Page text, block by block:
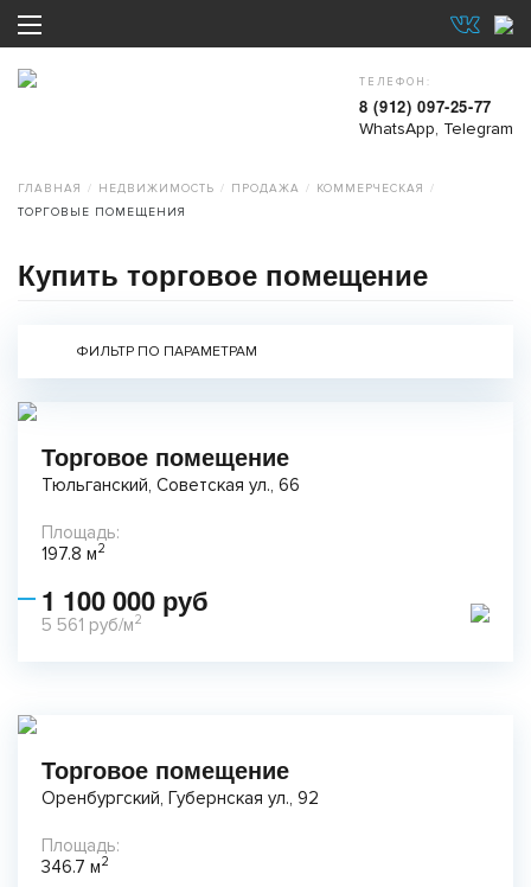
ТЕЛЕФОН:
8 (912) 097-25-77
WhatsApp, Telegram
ГЛАВНАЯ НЕДВИЖИМОСТЬ ПРОДАЖА
КОММЕРЧЕСКАЯ
ТОРГОВЫЕ ПОМЕЩЕНИЯ
Купить торговое помещение
ФИЛЬТР ПО ПАРАМЕТРАМ
Торговое помещение
Тюльганский, Советская ул., 66
Площадь:
197.8 м2
1 100 000 руб
5 561 руб/м2
Торговое помещение
Оренбургский, Губернская ул., 92
Площадь:
346.7 м2